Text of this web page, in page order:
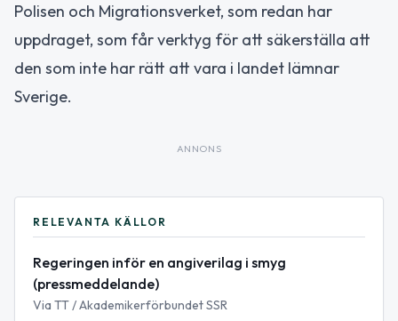
Polisen och Migrationsverket, som redan har
uppdraget, som får verktyg för att säkerställa att
den som inte har rätt att vara i landet lämnar
Sverige.
ANNONS
RELEVANTA KÄLLOR
Regeringen inför en angiverilag i smyg
(pressmeddelande)
Via TT / Akademikerförbundet SSR